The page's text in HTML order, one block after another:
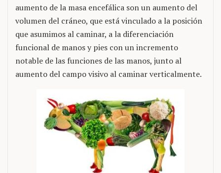
aumento de la masa encefálica son un aumento del
volumen del cráneo, que está vinculado a la posición
que asumimos al caminar, a la diferenciación
funcional de manos y pies con un incremento
notable de las funciones de las manos, junto al
aumento del campo visivo al caminar verticalmente.